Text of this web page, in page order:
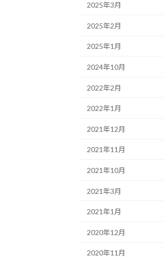
2025年3月
2025年2月
2025年1月
2024年10月
2022年2月
2022年1月
2021年12月
2021年11月
2021年10月
2021年3月
2021年1月
2020年12月
2020年11月